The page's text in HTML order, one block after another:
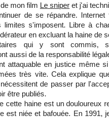
mon film Le sniper et j'ai
de se répandre. Internet
limites s'imposent. Libre à
en excluant la haine de
qui y sont commis,
aussi de la responsabilité
attaquable en justice même
très vite. Cela explique
de passer par
être publiés.
cette haine est un douloureux
est niée et bafouée. En 1991,